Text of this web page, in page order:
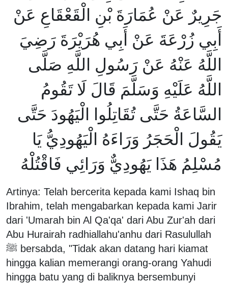
جَرِيرٌ عَنْ عُمَارَةَ بْنِ الْقَعْقَاعِ عَنْ
أَبِي زُرْعَةَ عَنْ أَبِي هُرَيْرَةَ رَضِيَ
اللَّهُ عَنْهُ عَنْ رَسُولِ اللَّهِ صَلَّى
اللَّهُ عَلَيْهِ وَسَلَّمَ قَالَ لَا تَقُومُ
السَّاعَةُ حَتَّى تُقَاتِلُوا الْيَهُودَ حَتَّى
يَقُولَ الْحَجَرُ وَرَاءَهُ الْيَهُودِيُّ يَا
مُسْلِمُ هَذَا يَهُودِيٌّ وَرَائِي فَاقْتُلْهُ
Artinya: Telah bercerita kepada kami Ishaq bin
Ibrahim, telah mengabarkan kepada kami Jarir
dari 'Umarah bin Al Qa'qa' dari Abu Zur'ah dari
Abu Hurairah radhiallahu'anhu dari Rasulullah
ﷺ bersabda, "Tidak akan datang hari kiamat
hingga kalian memerangi orang-orang Yahudi
hingga batu yang di baliknya bersembunyi